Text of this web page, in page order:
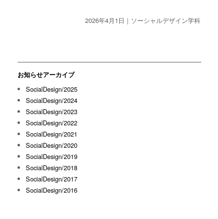
2026年4月1日｜ソーシャルデザイン学科
お知らせアーカイブ
SocialDesign/2025
SocialDesign/2024
SocialDesign/2023
SocialDesign/2022
SocialDesign/2021
SocialDesign/2020
SocialDesign/2019
SocialDesign/2018
SocialDesign/2017
SocialDesign/2016